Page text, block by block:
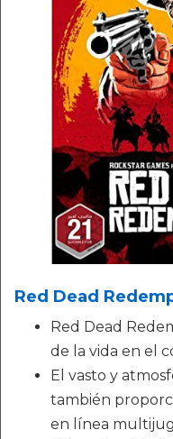
Red Dead
Red Dead
de la vida en el
El vasto y
también
en línea